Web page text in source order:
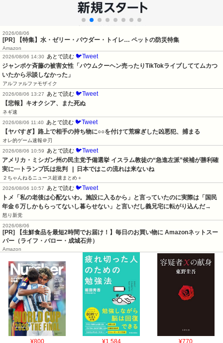
2026/08/06
[PR] 【特集】水・ゼリー・パウダー・トイレ… ペットの防災特集
Amazon
2026/08/06 14:30
あとで読む 🐦Tweet
ジャンポケ斉藤の被害女性「バウムクーヘン売ったりTikTokライブしててムカつ
いたから示談しなかった」
アルファルファモザイク
2026/08/06 13:27
あとで読む 🐦Tweet
【悲報】キオクシア、また死ぬ
ネギ速
2026/08/06 11:40
あとで読む 🐦Tweet
【ヤバすぎ】路上で相手の持ち物に○○を付けて荒稼ぎした凶悪犯、捕まる
オレ的ゲーム速報＠刃
2026/08/06 10:59
あとで読む 🐦Tweet
アメリカ・ミシガン州の民主党予備選挙 イスラム教徒の“急進左派”候補が勝利確
実に⋯トランプ氏は批判   |  日本ではこの流れは来ないね
２ちゃんねるニュース超速まとめ＋
2026/08/06 10:57
あとで読む 🐦Tweet
トメ「私の老後は心配ないわ。施設に入るから」と言っていたのに実際は「国民
年金６万しかもらってないし暮らせない」と言いだし義兄宅に転がり込んだ→
怒り新党
2026/08/06
[PR] 【生鮮食品を最短2時間でお届け！】毎日のお買い物に Amazonネットスー
パー（ライフ・バロー・成城石井）
Amazon